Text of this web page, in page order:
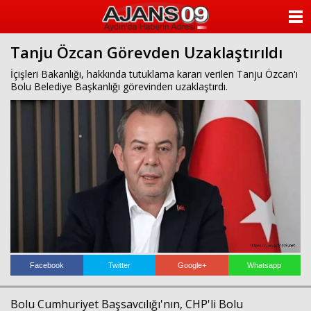
Tanju Özcan Görevden Uzaklaştırıldı
İçişleri Bakanlığı, hakkında tutuklama kararı verilen Tanju Özcan'ı
Bolu Belediye Başkanlığı görevinden uzaklaştırdı.
Facebook Twitter Google+ Whatsapp
Bolu Cumhuriyet Başsavcılığı'nın, CHP'li Bolu
KATEGORİLER
YAZARLAR
ANKETLER
FOTO GALERİ
VİDEO GALERİ
İLETİŞİM